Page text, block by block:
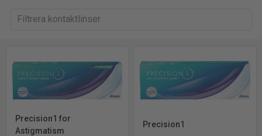
Precision1 for
Astigmatism
Precision1